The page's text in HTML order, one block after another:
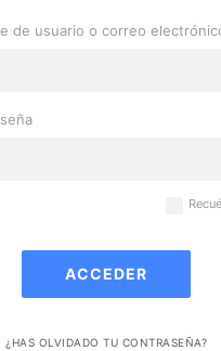
de usuario o correo
¿HAS OLVIDADO TU CONTRASEÑA?